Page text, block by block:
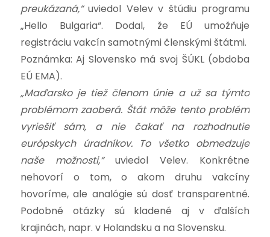
preukázaná,“uviedol Velev v štúdiu programu
„Hello Bulgaria“. Dodal, že EÚ umožňuje
registráciu vakcín samotnými členskými štátmi.
Poznámka: Aj Slovensko má svoj ŠÚKL (obdoba
EÚ EMA).
„Maďarsko je tiež členom únie a už sa týmto
problémom zaoberá. Štát môže tento problém
vyriešiť sám, a nie čakať na rozhodnutie
európskych úradníkov. To všetko obmedzuje
naše možnosti,“uviedol Velev. Konkrétne
nehovorí o tom, o akom druhu vakcíny
hovoríme, ale analógie sú dosť transparentné.
Podobné otázky sú kladené aj v ďalších
krajinách, napr. v Holandsku a na Slovensku.